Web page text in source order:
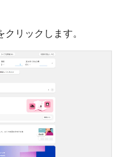
リックします。